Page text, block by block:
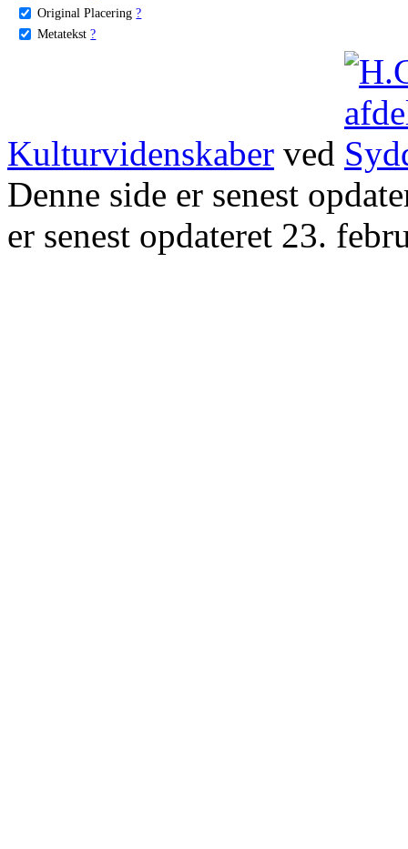
Original Placering ?
Metatekst ?
Kulturvidenskaber ved
Denne side er senest
er senest opdateret 23.